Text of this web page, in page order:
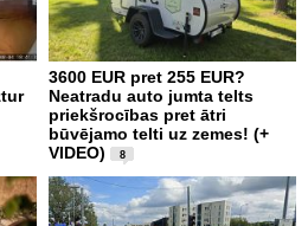
3600 EUR pret 255 EUR?
Neatradu auto jumta telts
priekšrocības pret ātri
būvējamo telti uz zemes! (+
VIDEO)
8